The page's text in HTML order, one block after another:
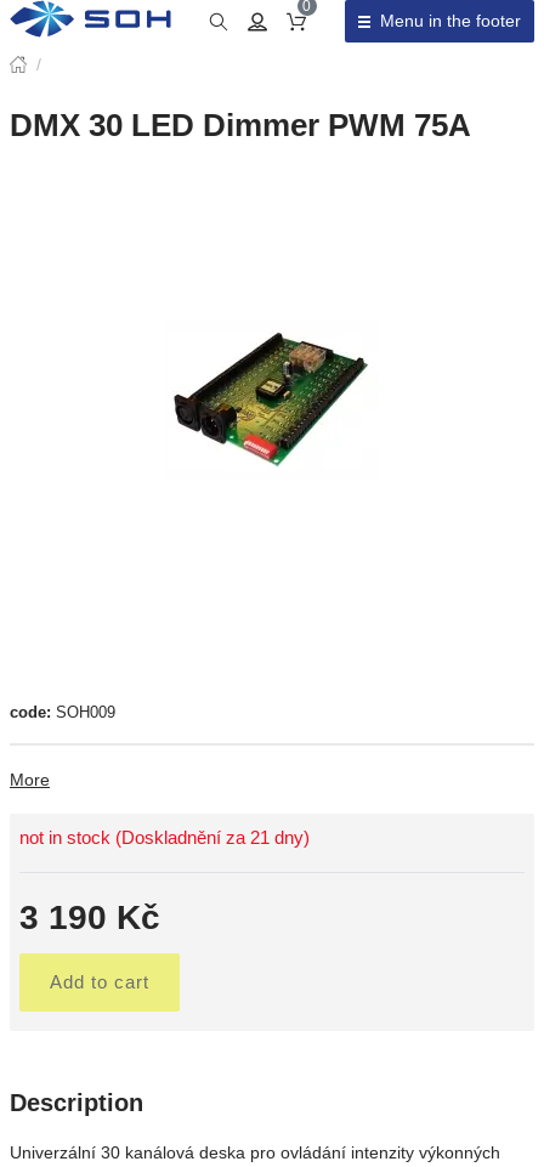
Cart total
0
Menu in the footer
/
DMX 30 LED Dimmer PWM 75A
code: SOH009
More
not in stock (Doskladnění za 21 dny)
3 190 Kč
Add to cart
Description
Univerzální 30 kanálová deska pro ovládání intenzity výkonných